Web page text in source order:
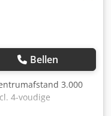
Bellen
3.000
4-voudige
Incl. planschijf